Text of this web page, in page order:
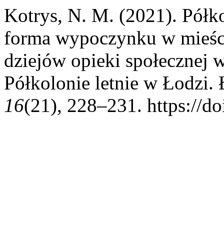
Kotrys, N. M. (2021).
forma wypoczynku w
dziejów opieki społecznej
Półkolonie letnie w
16(21), 228–231. https://